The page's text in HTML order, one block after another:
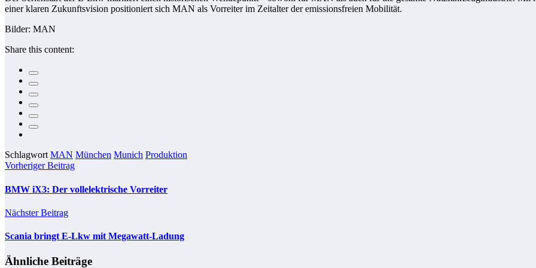
einer klaren Zukunftsvision positioniert sich MAN als Vorreiter im Zeitalter der emissionsfreien Mobilität.
Bilder: MAN
Share this content:
Schlagwort MAN München Munich Produktion
Vorheriger Beitrag
BMW iX3: Der vollelektrische Vorreiter
Nächster Beitrag
Scania bringt E-Lkw mit Megawatt-Ladung
Ähnliche Beiträge